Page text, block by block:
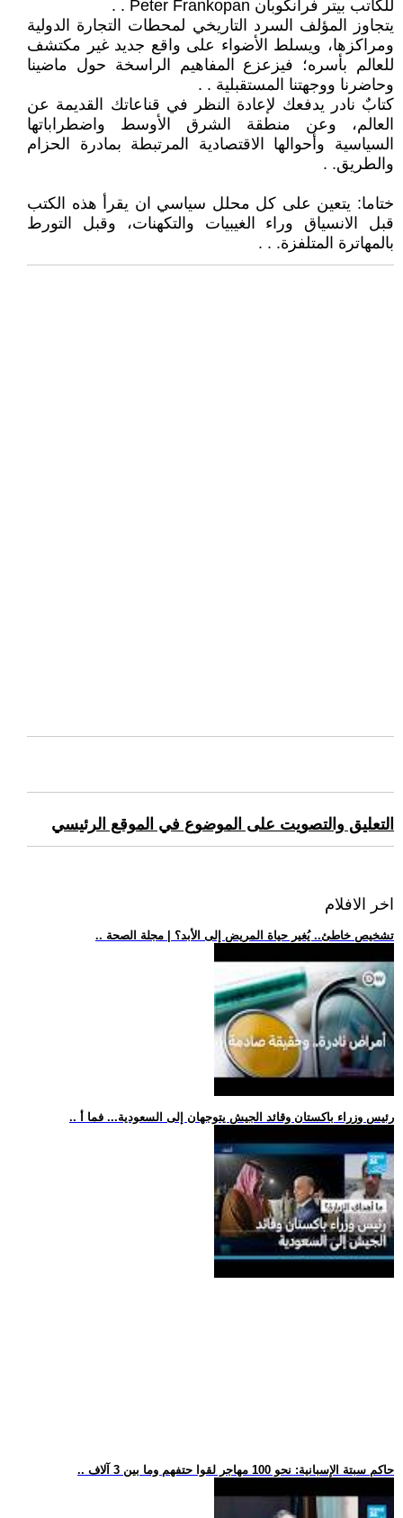
للكاتب بيتر فرانكوبان Peter Frankopan . .
يتجاوز المؤلف السرد التاريخي لمحطات التجارة الدولية
ومراكزها، ويسلط الأضواء على واقع جديد غير مكتشف
للعالم بأسره؛ فيزعزع المفاهيم الراسخة حول ماضينا
وحاضرنا ووجهتنا المستقبلية . .
كتابٌ نادر يدفعك لإعادة النظر في قناعاتك القديمة عن
العالم، وعن منطقة الشرق الأوسط واضطراباتها
السياسية وأحوالها الاقتصادية المرتبطة بمادرة الحزام
والطريق. .
ختاما: يتعين على كل محلل سياسي ان يقرأ هذه الكتب
قبل الانسياق وراء الغيبيات والتكهنات، وقبل التورط
بالمهاترة المتلفزة. . .
التعليق والتصويت على الموضوع في الموقع الرئيسي
اخر الافلام
.. تشخيص خاطئ.. يُغير حياة المريض إلى الأبد؟ | مجلة الصحة
.. رئيس وزراء باكستان وقائد الجيش يتوجهان إلى السعودية... فما أ
.. حاكم سبتة الإسبانية: نحو 100 مهاجر لقوا حتفهم وما بين 3 آلاف